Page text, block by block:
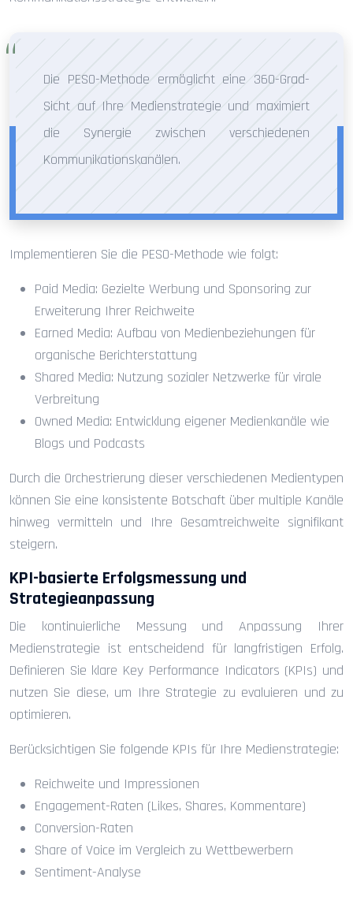
Die PESO-Methode ermöglicht eine 360-Grad-
Sicht auf Ihre Medienstrategie und maximiert
die Synergie zwischen verschiedenen
Kommunikationskanälen.
Implementieren Sie die PESO-Methode wie folgt:
Paid Media: Gezielte Werbung und Sponsoring zur
Erweiterung Ihrer Reichweite
Earned Media: Aufbau von Medienbeziehungen für
organische Berichterstattung
Shared Media: Nutzung sozialer Netzwerke für virale
Verbreitung
Owned Media: Entwicklung eigener Medienkanäle wie
Blogs und Podcasts
Durch die Orchestrierung dieser verschiedenen Medientypen
können Sie eine konsistente Botschaft über multiple Kanäle
hinweg vermitteln und Ihre Gesamtreichweite signifikant
steigern.
KPI-basierte Erfolgsmessung und
Strategieanpassung
Die kontinuierliche Messung und Anpassung Ihrer
Medienstrategie ist entscheidend für langfristigen Erfolg.
Definieren Sie klare Key Performance Indicators (KPIs) und
nutzen Sie diese, um Ihre Strategie zu evaluieren und zu
optimieren.
Berücksichtigen Sie folgende KPIs für Ihre Medienstrategie:
Reichweite und Impressionen
Engagement-Raten (Likes, Shares, Kommentare)
Conversion-Raten
Share of Voice im Vergleich zu Wettbewerbern
Sentiment-Analyse